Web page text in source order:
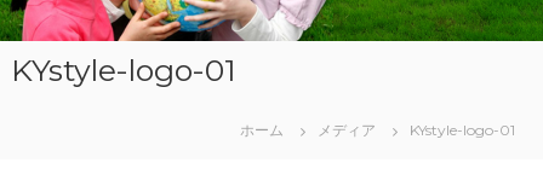
KYstyle-logo-01
ホーム メディア KYstyle-logo-01